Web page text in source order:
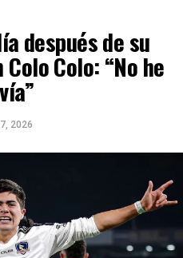
después de su
Colo: “No he
2026